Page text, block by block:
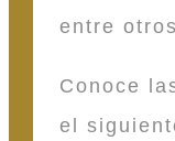
entre
Conoce
el